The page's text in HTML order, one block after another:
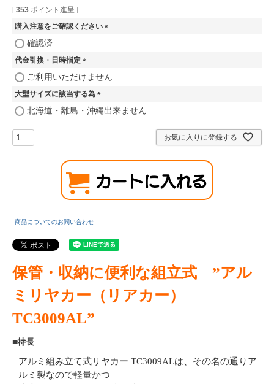
[ 353 ポイント進呈 ]
購入注意をご確認ください
確認済
代金引換・日時指定
(
須
ご利用いただけません
大型サイズに該当する為
(
北海道・離島・沖縄出来ません
お気に入りに登録する
商品についてのお問い合わせ
保管・収納に便利な組立式 ”アル
ミリヤカー（リアカー）
TC3009AL”
■特長
アルミ組み立て式リヤカー TC3009ALは、その名の通りア
ルミ製なので軽量かつ